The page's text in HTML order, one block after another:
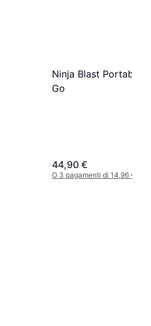
Ninja Blast Portable
Go
44,90 €
O 3 pagamenti di 14,96 €